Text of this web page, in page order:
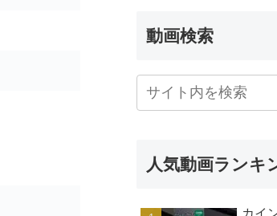
動画検索
人気動画ランキ